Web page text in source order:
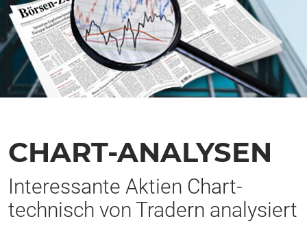
CHART-ANALYSEN
Interessante Aktien Chart-
technisch von Tradern analysiert